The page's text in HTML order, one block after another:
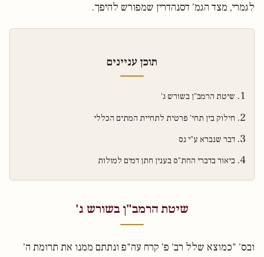
לגמרי, מצד הגמ' דסנהדרין שמפורש להיפך.
תוכן עניינים
שיטת הרמב"ן בשורש ג'
חילוק בין תחי' פרטית לתחיית המתים הכללי
דבר שנברא ע"י נס
ביאור בדברי החת"ס בענין חתן דמים למולות
שיטת הרמב"ן בשורש ג'
ובס' "כמוצא שלל רב' פ' קרח עה"פ ונתתם ממנו את תרומת ה'